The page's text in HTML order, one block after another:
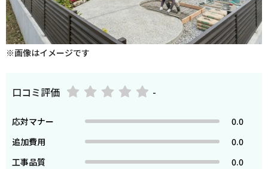
※画像はイメージです
口コミ評価 -
応対マナー
0.0
追加費用
0.0
工事品質
0.0